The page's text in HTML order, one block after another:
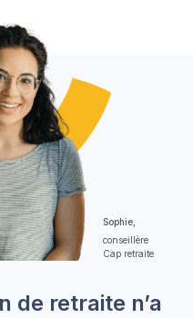
Sophie,
conseillère
Cap retraite
de retraite n’a